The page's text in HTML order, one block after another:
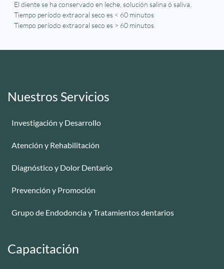
El diente se ha conservado en leche, solución salina ó saliva.
Tiempo período extraoral seco es < 60 minutos
Tiempo período extraoral seco es > 60 minutos
Nuestros Servicios
Investigación y Desarrollo
Atención y Rehabilitación
Diagnóstico y Dolor Dentario
Prevención y Promoción
Grupo de Endodoncia y Tratamientos dentarios
Capacitación